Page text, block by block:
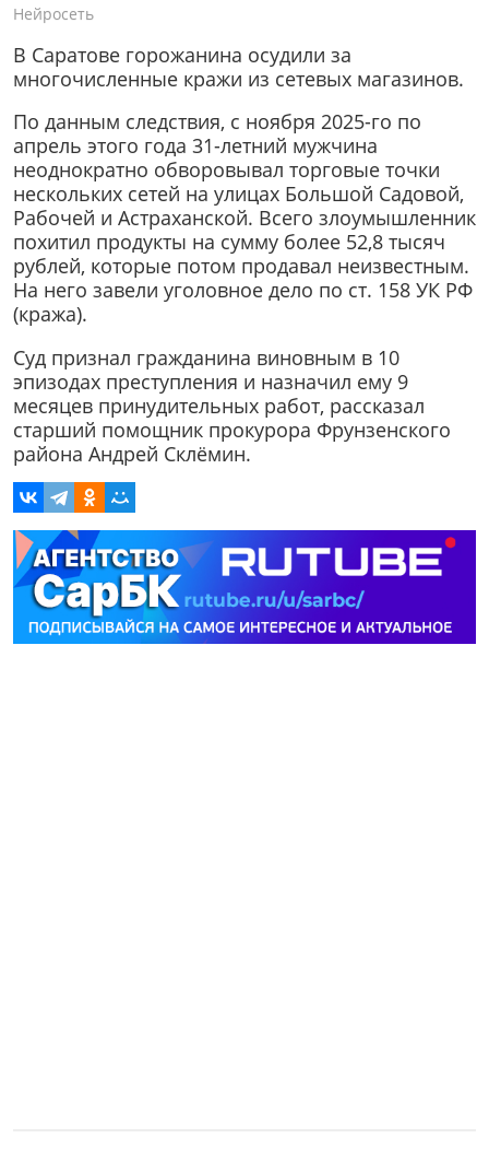
Нейросеть
В Саратове горожанина осудили за
многочисленные кражи из сетевых магазинов.
По данным следствия, с ноября 2025-го по
апрель этого года 31-летний мужчина
неоднократно обворовывал торговые точки
нескольких сетей на улицах Большой Садовой,
Рабочей и Астраханской. Всего злоумышленник
похитил продукты на сумму более 52,8 тысяч
рублей, которые потом продавал неизвестным.
На него завели уголовное дело по ст. 158 УК РФ
(кража).
Суд признал гражданина виновным в 10
эпизодах преступления и назначил ему 9
месяцев принудительных работ, рассказал
старший помощник прокурора Фрунзенского
района Андрей Склёмин.